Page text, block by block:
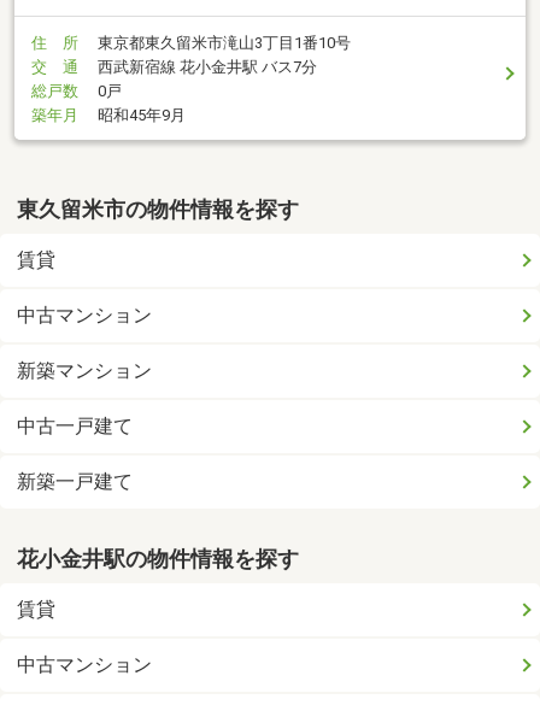
住 所
東京都東久留米市滝山3丁目1番10号
交 通
西武新宿線 花小金井駅 バス7分
総戸数
0戸
築年月
昭和45年9月
東久留米市の物件情報を探す
賃貸
中古マンション
新築マンション
中古一戸建て
新築一戸建て
花小金井駅の物件情報を探す
賃貸
中古マンション